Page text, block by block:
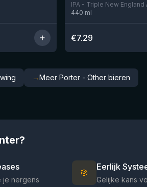
IPA - Triple New England
440 ml
€7.29
→Meer Porter - Other bieren
je nergens
🎯
Eerlijk
Gelijke kans